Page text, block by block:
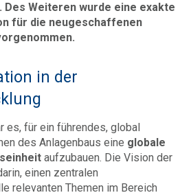
Weiteren wurde eine exakte
für die neugeschaffenen
in der
es, für ein führendes, global
des Anlagenbaus eine globale
aufzubauen. Die Vision der
einen zentralen
relevanten Themen im Bereich